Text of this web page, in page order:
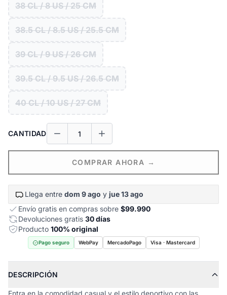
38 CL / 8 US / 25 CM
38.5 CL / 8.5 US / 25.5 CM
39 CL / 9 US / 26 CM
39.5 CL / 9.5 US / 26.5 CM
40 CL / 10 US / 27 CM
CANTIDAD
COMPRAR AHORA →
Llega entre dom 9 ago y jue 13 ago
Envío gratis en compras sobre $99.990
Devoluciones gratis 30 días
Producto 100% original
Pago seguro WebPay MercadoPago Visa · Mastercard
DESCRIPCIÓN
Entra en la comodidad casual y el estilo deportivo con las